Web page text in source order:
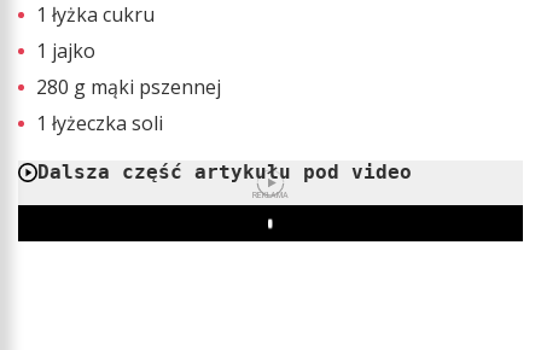
1 łyżka cukru
1 jajko
280 g mąki pszennej
1 łyżeczka soli
Dalsza część artykułu pod video
REKLAMA
Play